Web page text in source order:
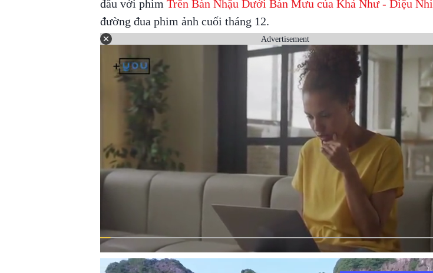
đầu với phim Trên Bàn Nhậu Dưới Bàn Mưu của Khả Như - Diệu Nhi
đường đua phim ảnh cuối tháng 12.
Advertisement